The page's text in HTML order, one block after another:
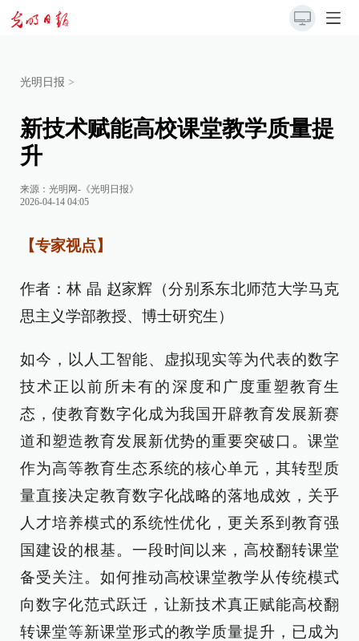
光明日报 >
新技术赋能高校课堂教学质量提
升
来源： 光明网-《光明日报》
2026-04-14 04:05
【专家视点】
作者：林 晶 赵家辉（分别系东北师范大学马克
思主义学部教授、博士研究生）
如今，以人工智能、虚拟现实等为代表的数字
技术正以前所未有的深度和广度重塑教育生
态，使教育数字化成为我国开辟教育发展新赛
道和塑造教育发展新优势的重要突破口。课堂
作为高等教育生态系统的核心单元，其转型质
量直接决定教育数字化战略的落地成效，关乎
人才培养模式的系统性优化，更关系到教育强
国建设的根基。一段时间以来，高校翻转课堂
备受关注。如何推动高校课堂教学从传统模式
向数字化范式跃迁，让新技术真正赋能高校翻
转课堂等新课堂形式的教学质量提升，已成为